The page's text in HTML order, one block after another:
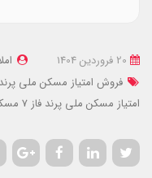
فروش امتیاز مسکن ملی پرند
امتیاز مسکن ملی پرند فاز 7